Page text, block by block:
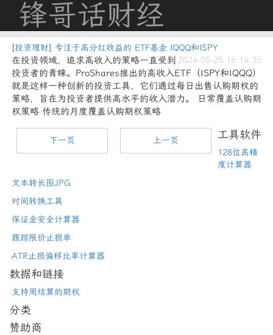
锋哥话财经
[投资理财] 专注于高分红收益的 ETF基金 IQQQ和ISPY
2024-05-25 16:14:35
在投资领域，追求高收入的策略一直受到
投资者的青睐。ProShares推出的高收入ETF（ISPY和IQQQ）
就是这样一种创新的投资工具，它们通过每日出售认购期权的
策略，旨在为投资者提供高水平的收入潜力。 日常覆盖认购期
权策略 传统的月度覆盖认购期权策略
下一页 上一页 工具软件
128位高精
度计算器
文本转长图JPG
时间转换工具
保证金安全计算器
跟踪限价止损单
ATR止损偏移比率计算器
数据和链接
支持周结算的期权
分类
赞助商